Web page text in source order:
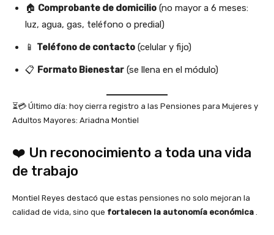
🏠 Comprobante de domicilio (no mayor a 6 meses:
luz, agua, gas, teléfono o predial)
📱 Teléfono de contacto (celular y fijo)
📋 Formato Bienestar (se llena en el módulo)
⏳💳 Último día: hoy cierra registro a las Pensiones para Mujeres y
Adultos Mayores: Ariadna Montiel
❤️ Un reconocimiento a toda una vida
de trabajo
Montiel Reyes destacó que estas pensiones no solo mejoran la
calidad de vida, sino que fortalecen la autonomía económica .